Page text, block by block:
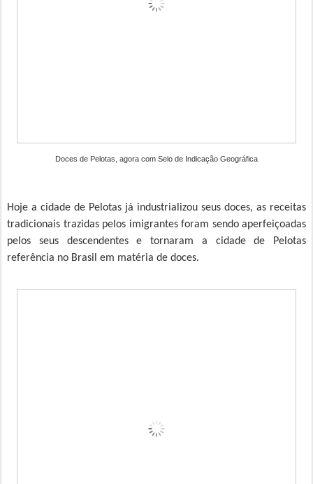
Doces de Pelotas, agora com Selo de Indicação Geográfica
Hoje a cidade de Pelotas já industrializou seus doces, as receitas
tradicionais trazidas pelos imigrantes foram sendo aperfeiçoadas
pelos seus descendentes e tornaram a cidade de Pelotas
referência no Brasil em matéria de doces.